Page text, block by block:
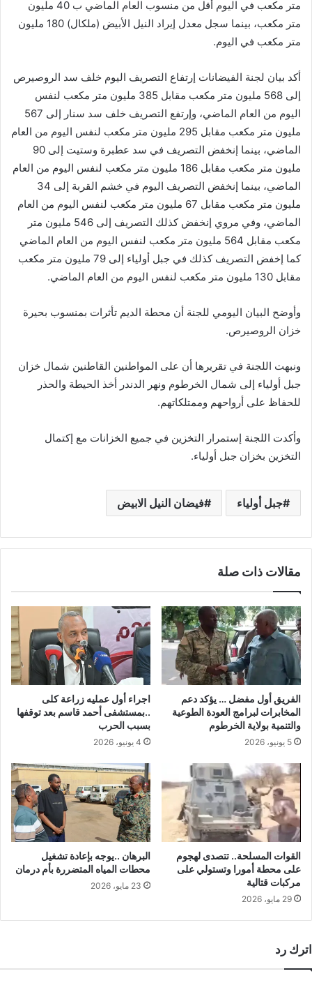
متر مكعب في اليوم أقل من منسوب العام الماضي ب 40 مليون
متر مكعب، بينما سجل معدل إيراد النيل الأبيض (ملكال) 180 مليون
متر مكعب في اليوم.
أكد بيان لجنة الفيضانات إرتفاع التصريف اليوم خلف سد الروصيرص
إلى 568 مليون متر مكعب مقابل 385 مليون متر مكعب لنفس
اليوم من العام الماضي، وإرتفع التصريف خلف سد سنار إلى 567
مليون متر مكعب مقابل 295 مليون متر مكعب لنفس اليوم من العام
الماضي، بينما إنخفض التصريف في سد عطبرة وستيت إلى 90
مليون متر مكعب مقابل 186 مليون متر مكعب لنفس اليوم من العام
الماضي، بينما إنخفض التصريف اليوم في خشم القربة إلى 34
مليون متر مكعب مقابل 67 مليون متر مكعب لنفس اليوم من العام
الماضي، وفي مروي إنخفض كذلك التصريف إلى 546 مليون متر
مكعب مقابل 564 مليون متر مكعب لنفس اليوم من العام الماضي
كما إخفض التصريف كذلك في جبل أولياء إلى 79 مليون متر مكعب
مقابل 130 مليون متر مكعب لنفس اليوم من العام الماضي.
وأوضح البيان اليومي للجنة أن محطة الديم تأثرات بمنسوب بحيرة
خزان الروصيرص.
ونبهت اللجنة في تقريرها أن على المواطنين القاطنين شمال خزان
جبل أولياء إلى شمال الخرطوم ونهر الدندر أخذ الحيطة والحذر
للحفاظ على أرواحهم وممتلكاتهم.
وأكدت اللجنة إستمرار التخزين في جميع الخزانات مع إكتمال
التخزين بخزان جبل أولياء.
جبل أولياء فيضان النيل الابيض
مقالات ذات صلة
الفريق أول مفضل … يؤكد دعم
المخابرات لبرامج العودة الطوعية
والتنمية بولاية الخرطوم
5 يونيو، 2026
اجراء أول عمليه زراعة كلى
..بمستشفى أحمد قاسم بعد توقفها
بسبب الحرب
4 يونيو، 2026
القوات المسلحة.. تتصدى لهجوم
على محطة أمورا وتستولي على
مركبات قتالية
29 مايو، 2026
البرهان ..يوجه بإعادة تشغيل
محطات المياه المتضررة بأم درمان
23 مايو، 2026
اترك رد